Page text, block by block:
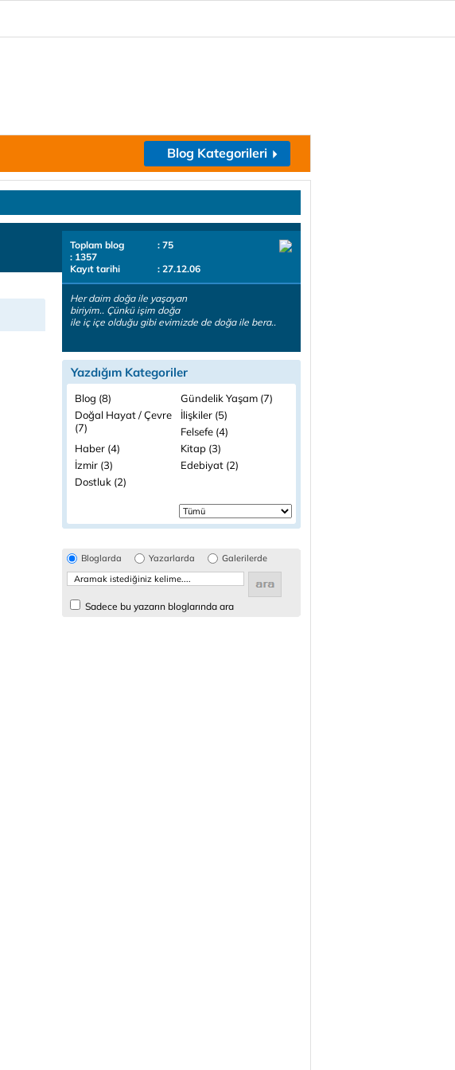
Blog Kategorileri
Toplam blog
: 75
: 1357
Kayıt tarihi
: 27.12.06
Her daim doğa ile yaşayan
biriyim.. Çünkü işim doğa
ile iç içe olduğu gibi evimizde de doğa ile bera..
Yazdığım Kategoriler
Blog (8)
Gündelik Yaşam (7)
Doğal Hayat / Çevre
(7)
İlişkiler (5)
Felsefe (4)
Haber (4)
Kitap (3)
İzmir (3)
Edebiyat (2)
Dostluk (2)
Bloglarda Yazarlarda Galerilerde
Sadece bu yazarın bloglarında ara